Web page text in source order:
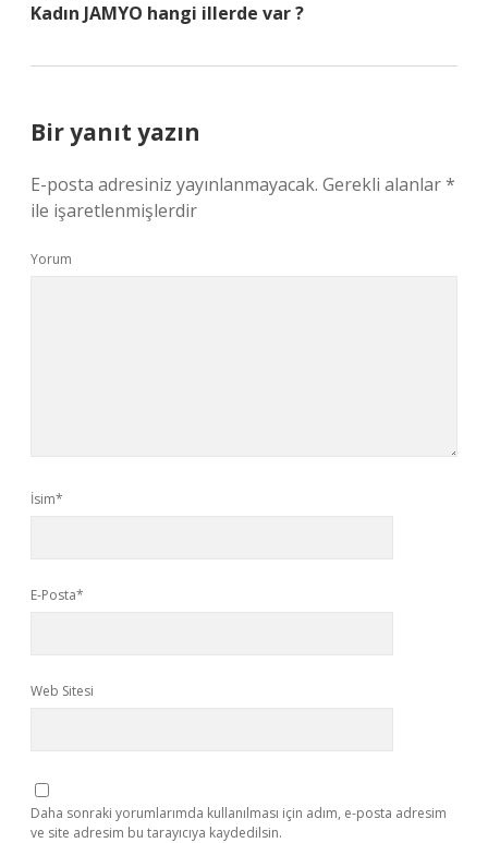
Kadın JAMYO hangi illerde var ?
Bir yanıt yazın
E-posta adresiniz yayınlanmayacak. Gerekli alanlar*
ile işaretlenmişlerdir
Yorum
İsim*
E-Posta*
Web Sitesi
Daha sonraki yorumlarımda kullanılması için adım, e-posta adresim
ve site adresim bu tarayıcıya kaydedilsin.